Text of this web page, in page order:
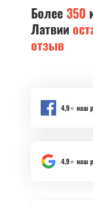
Более 350
Латвии
отзыв
4,9⭐️ наш
4,9⭐️ наш